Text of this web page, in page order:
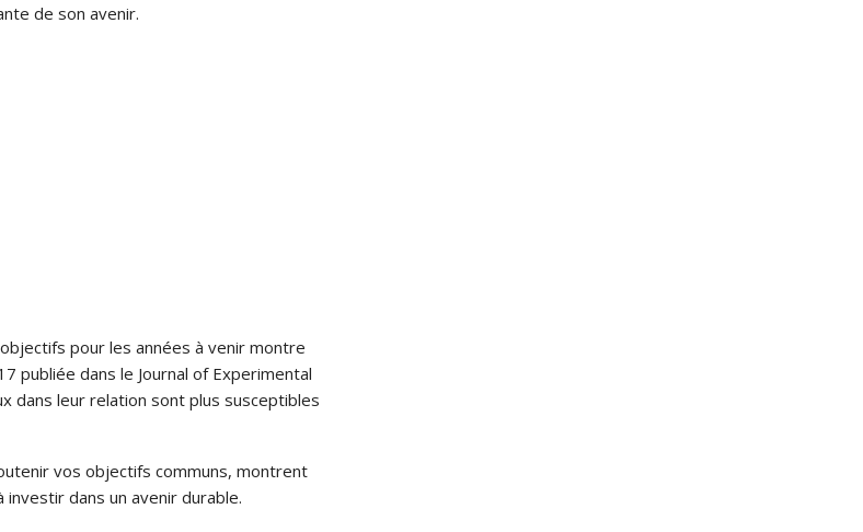
de son avenir.
pour les années à venir montre
publiée dans le Journal of Experimental
dans leur relation sont plus susceptibles
vos objectifs communs, montrent
dans un avenir durable.